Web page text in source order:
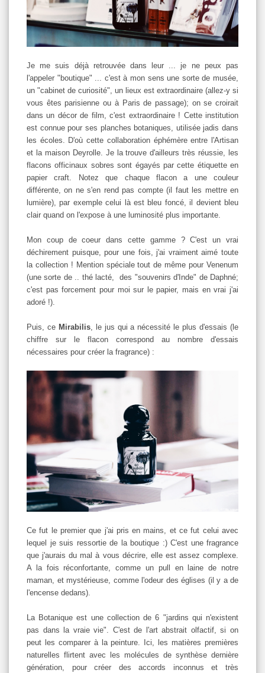
Je me suis déjà retrouvée dans leur ... je ne peux pas
l'appeler "boutique" ... c'est à mon sens une sorte de musée,
un "cabinet de curiosité", un lieux est extraordinaire (allez-y si
vous êtes parisienne ou à Paris de passage); on se croirait
dans un décor de film, c'est extraordinaire ! Cette institution
est connue pour ses planches botaniques, utilisée jadis dans
les écoles. D'où cette collaboration éphémère entre l'Artisan
et la maison Deyrolle. Je la trouve d'ailleurs très réussie, les
flacons officinaux sobres sont égayés par cette étiquette en
papier craft. Notez que chaque flacon a une couleur
différente, on ne s'en rend pas compte (il faut les mettre en
lumière), par exemple celui là est bleu foncé, il devient bleu
clair quand on l'expose à une luminosité plus importante.
Mon coup de coeur dans cette gamme ? C'est un vrai
déchirement puisque, pour une fois, j'ai vraiment aimé toute
la collection ! Mention spéciale tout de même pour Venenum
(une sorte de .. thé lacté, des "souvenirs d'Inde" de Daphné;
c'est pas forcement pour moi sur le papier, mais en vrai j'ai
adoré !).
Puis, ce Mirabilis, le jus qui a nécessité le plus d'essais (le
chiffre sur le flacon correspond au nombre d'essais
nécessaires pour créer la fragrance) :
Ce fut le premier que j'ai pris en mains, et ce fut celui avec
lequel je suis ressortie de la boutique :) C'est une fragrance
que j'aurais du mal à vous décrire, elle est assez complexe.
A la fois réconfortante, comme un pull en laine de notre
maman, et mystérieuse, comme l'odeur des églises (il y a de
l'encense dedans).
La Botanique est une collection de 6 "jardins qui n'existent
pas dans la vraie vie". C'est de l'art abstrait olfactif, si on
peut les comparer à la peinture. Ici, les matières premières
naturelles flirtent avec les molécules de synthèse dernière
génération, pour créer des accords inconnus et très